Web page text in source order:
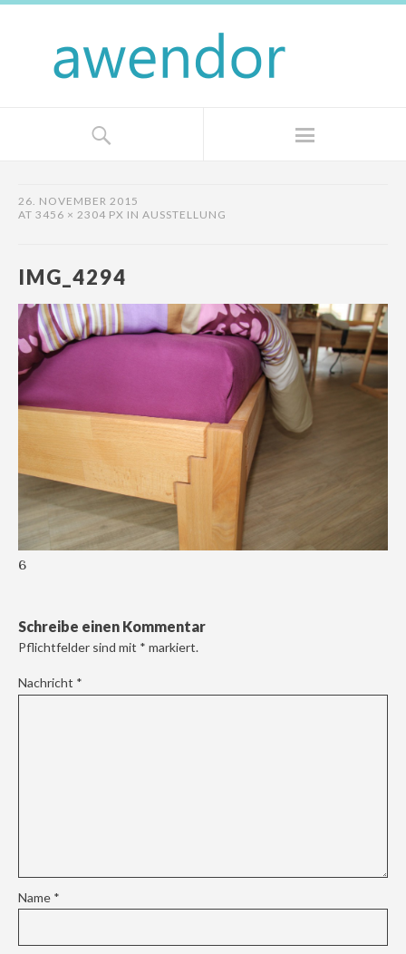
26. NOVEMBER 2015
AT 3456 × 2304 PX IN AUSSTELLUNG
IMG_4294
6
Schreibe einen Kommentar
Pflichtfelder sind mit * markiert.
Nachricht *
Name *